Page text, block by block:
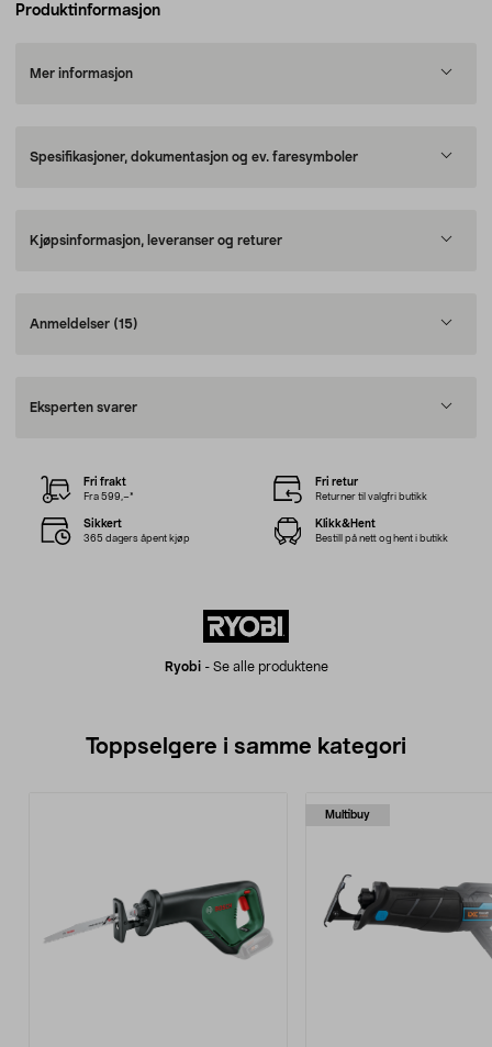
Produktinformasjon
Mer informasjon
Spesifikasjoner, dokumentasjon og ev. faresymboler
Kjøpsinformasjon, leveranser og returer
Anmeldelser (15)
Eksperten svarer
Ryobi- Se alle produktene
Fri frakt
Fra 599,–*
Fri retur
Returner til valgfri butikk
Sikkert
365 dagers åpent kjøp
Klikk&Hent
Bestill på nett og hent i butikk
Toppselgere i samme kategori
Multibuy